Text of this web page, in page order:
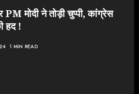
PM मोदी ने तोड़ी चुप्पी, कांग्रेस
हद !
1 MIN READ